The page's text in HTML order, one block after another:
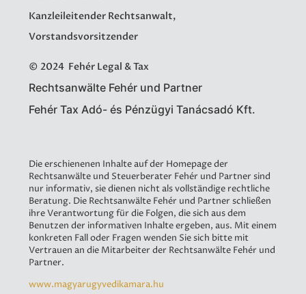
Kanzleileitender Rechtsanwalt,
Vorstandsvorsitzender
© 2024 Fehér Legal & Tax
Rechtsanwälte Fehér und Partner
Fehér Tax Adó- és Pénzügyi Tanácsadó Kft.
Die erschienenen Inhalte auf der Homepage der
Rechtsanwälte und Steuerberater Fehér und Partner sind
nur informativ, sie dienen nicht als vollständige rechtliche
Beratung. Die Rechtsanwälte Fehér und Partner schließen
ihre Verantwortung für die Folgen, die sich aus dem
Benutzen der informativen Inhalte ergeben, aus. Mit einem
konkreten Fall oder Fragen wenden Sie sich bitte mit
Vertrauen an die Mitarbeiter der Rechtsanwälte Fehér und
Partner.
www.magyarugyvedikamara.hu